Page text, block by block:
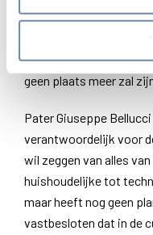
tweehonderdvijftien
communauteiten van
eind september er in
geen plaats meer zal
Pater Giuseppe
verantwoordelijk voor
wil zeggen van alles
huishoudelijke tot
maar heeft nog geen
vastbesloten dat in de